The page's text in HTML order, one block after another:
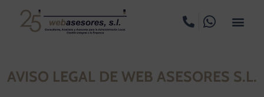
AVISO LEGAL DE WEB ASESORES S.L.